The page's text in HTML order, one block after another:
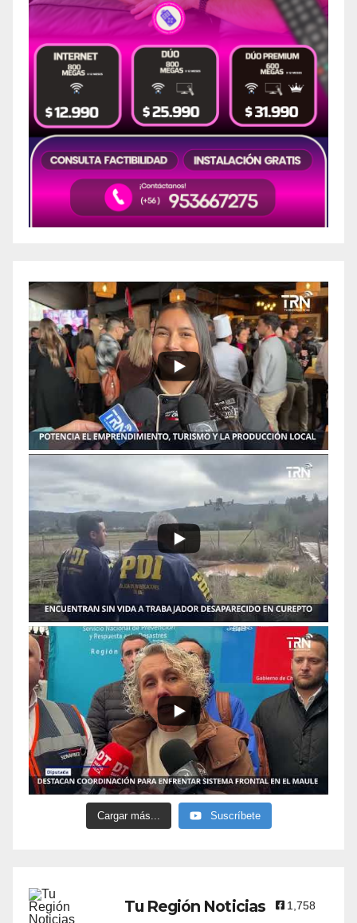
Cargar más... Suscríbete
Tu Región Noticias 1,758